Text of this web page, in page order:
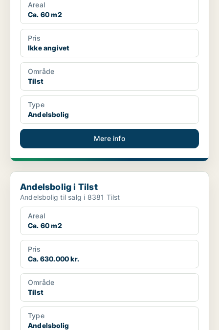
Areal
Ca. 60 m2
Pris
Ikke angivet
Område
Tilst
Type
Andelsbolig
Mere info
Andelsbolig i Tilst
Andelsbolig i Tilst
Andelsbolig til salg i 8381 Tilst
Areal
Ca. 60 m2
Pris
Ca. 630.000 kr.
Område
Tilst
Type
Andelsbolig